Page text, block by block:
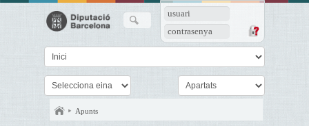
usuari
contrasenya
Apunts